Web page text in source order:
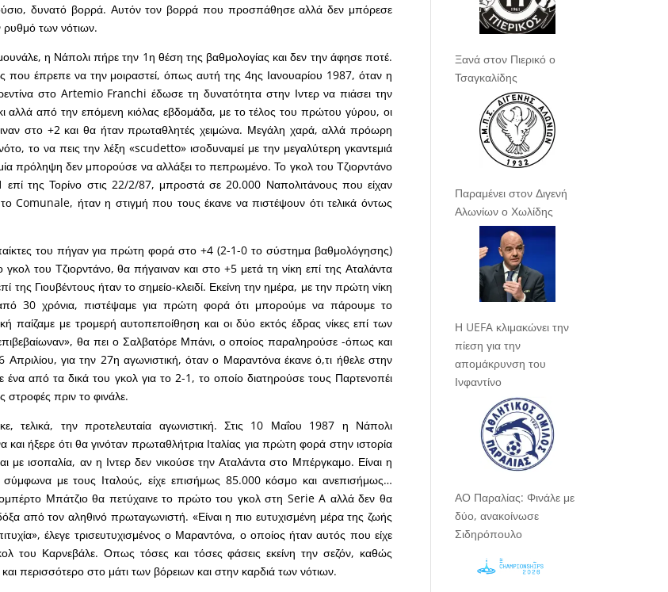
δυνατό βορρά. Αυτόν τον βορρά που προσπάθησε αλλά δεν μπόρεσε
ρυθμό των νότιων.
η Νάπολι πήρε την 1η θέση της βαθμολογίας και δεν την άφησε ποτέ.
που έπρεπε να την μοιραστεί, όπως αυτή της 4ης Ιανουαρίου 1987, όταν η
στο Artemio Franchi έδωσε τη δυνατότητα στην Ιντερ να πιάσει την
αλλά από την επόμενη κιόλας εβδομάδα, με το τέλος του πρώτου γύρου, οι
στο +2 και θα ήταν πρωταθλητές χειμώνα. Μεγάλη χαρά, αλλά πρόωρη
το να πεις την λέξη «scudetto» ισοδυναμεί με την μεγαλύτερη γκαντεμιά
πρόληψη δεν μπορούσε να αλλάξει το πεπρωμένο. Το γκολ του Τζιορντάνο
της Τορίνο στις 22/2/87, μπροστά σε 20.000 Ναπολιτάνους που είχαν
Comunale, ήταν η στιγμή που τους έκανε να πιστέψουν ότι τελικά όντως
του πήγαν για πρώτη φορά στο +4 (2-1-0 το σύστημα βαθμολόγησης)
γκολ του Τζιορντάνο, θα πήγαιναν και στο +5 μετά τη νίκη επί της Αταλάντα
της Γιουβέντους ήταν το σημείο-κλειδί. Εκείνη την ημέρα, με την πρώτη νίκη
30 χρόνια, πιστέψαμε για πρώτη φορά ότι μπορούμε να πάρουμε το
παίζαμε με τρομερή αυτοπεποίθηση και οι δύο εκτός έδρας νίκες επί των
θα πει ο Σαλβατόρε Μπάνι, ο οποίος παραληρούσε -όπως και
για την 27η αγωνιστική, όταν ο Μαραντόνα έκανε ό,τι ήθελε στην
ένα από τα δικά του γκολ για το 2-1, το οποίο διατηρούσε τους Παρτενοπέι
στροφές πριν το φινάλε.
τελικά, την προτελευταία αγωνιστική. Στις 10 Μαΐου 1987 η Νάπολι
και ήξερε ότι θα γινόταν πρωταθλήτρια Ιταλίας για πρώτη φορά στην ιστορία
με ισοπαλία, αν η Ιντερ δεν νικούσε την Αταλάντα στο Μπέργκαμο. Είναι η
με τους Ιταλούς, είχε επισήμως 85.000 κόσμο και ανεπισήμως…
Μπάτζιο θα πετύχαινε το πρώτο του γκολ στη Serie A αλλά δεν θα
από τον αληθινό πρωταγωνιστή. «Είναι η πιο ευτυχισμένη μέρα της ζωής
έλεγε τρισευτυχισμένος ο Μαραντόνα, ο οποίος ήταν αυτός που είχε
του Καρνεβάλε. Οπως τόσες και τόσες φάσεις εκείνη την σεζόν, καθώς
περισσότερο στο μάτι των βόρειων και στην καρδιά των νότιων.
Ξανά στον Πιερικό ο
Τσαγκαλίδης
Παραμένει στον Διγενή
Αλωνίων ο Χωλίδης
Η UEFA κλιμακώνει την
πίεση για την
απομάκρυνση του
Ινφαντίνο
ΑΟ Παραλίας: Φινάλε με
δύο, ανακοίνωσε
Σιδηρόπουλο